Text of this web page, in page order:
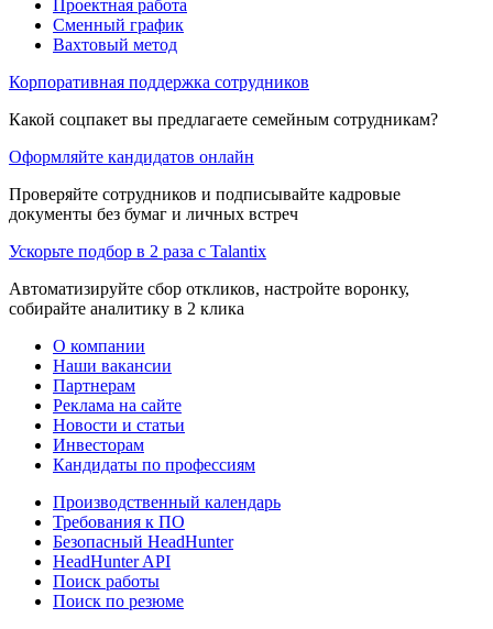
Проектная работа
Сменный график
Вахтовый метод
Корпоративная поддержка сотрудников
Какой соцпакет вы предлагаете семейным сотрудникам?
Оформляйте кандидатов онлайн
Проверяйте сотрудников и подписывайте кадровые
документы без бумаг и личных встреч
Ускорьте подбор в 2 раза с Talantix
Автоматизируйте сбор откликов, настройте воронку,
собирайте аналитику в 2 клика
О компании
Наши вакансии
Партнерам
Реклама на сайте
Новости и статьи
Инвесторам
Кандидаты по профессиям
Производственный календарь
Требования к ПО
Безопасный HeadHunter
HeadHunter API
Поиск работы
Поиск по резюме